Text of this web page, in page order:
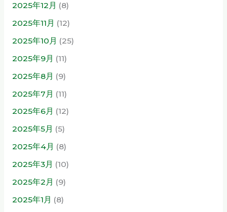
2025年12月 (8)
2025年11月 (12)
2025年10月 (25)
2025年9月 (11)
2025年8月 (9)
2025年7月 (11)
2025年6月 (12)
2025年5月 (5)
2025年4月 (8)
2025年3月 (10)
2025年2月 (9)
2025年1月 (8)